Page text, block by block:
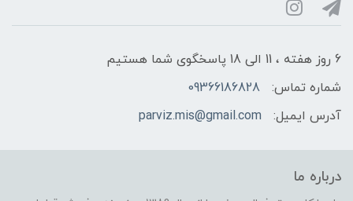
6 روز هفته ، 11 الی 18 پاسخگوی شما هستیم
شماره تماس:
09366186828
آدرس ایمیل:
parviz.mis@gmail.com
درباره ما